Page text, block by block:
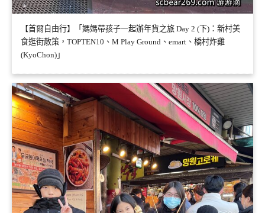
【首爾自由行】「媽媽帶孩子一起辦年貨之旅 Day 2 (下)：新村美
食逛街散策，TOPTEN10、M Play Ground、emart、橋村炸雞
(KyoChon)」